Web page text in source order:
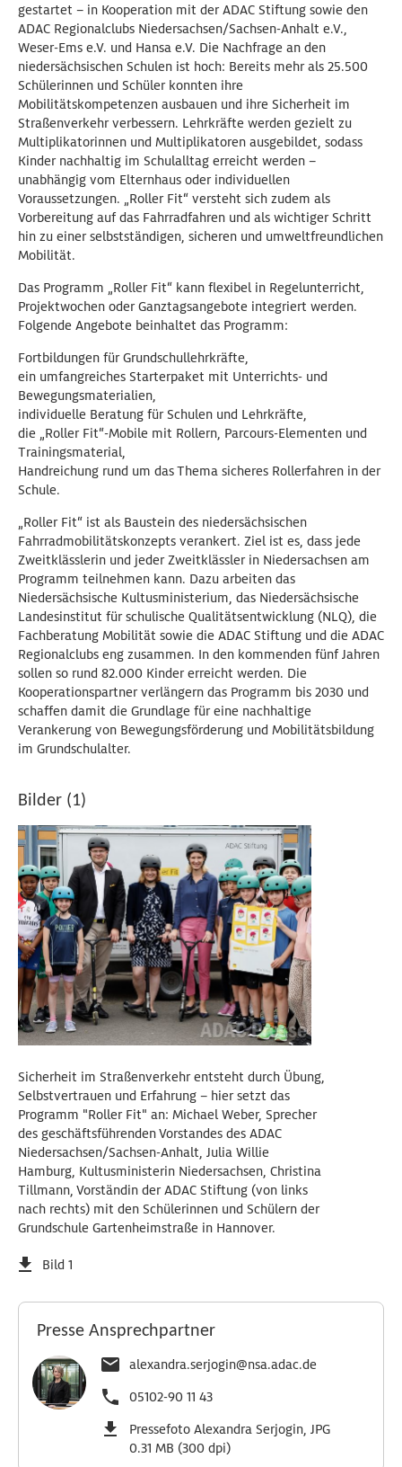
gestartet – in Kooperation mit der ADAC Stiftung sowie den
ADAC Regionalclubs Niedersachsen/Sachsen-Anhalt e.V.,
Weser-Ems e.V. und Hansa e.V. Die Nachfrage an den
niedersächsischen Schulen ist hoch: Bereits mehr als 25.500
Schülerinnen und Schüler konnten ihre
Mobilitätskompetenzen ausbauen und ihre Sicherheit im
Straßenverkehr verbessern. Lehrkräfte werden gezielt zu
Multiplikatorinnen und Multiplikatoren ausgebildet, sodass
Kinder nachhaltig im Schulalltag erreicht werden –
unabhängig vom Elternhaus oder individuellen
Voraussetzungen. „Roller Fit“ versteht sich zudem als
Vorbereitung auf das Fahrradfahren und als wichtiger Schritt
hin zu einer selbstständigen, sicheren und umweltfreundlichen
Mobilität.
Das Programm „Roller Fit“ kann flexibel in Regelunterricht,
Projektwochen oder Ganztagsangebote integriert werden.
Folgende Angebote beinhaltet das Programm:
Fortbildungen für Grundschullehrkräfte,
ein umfangreiches Starterpaket mit Unterrichts- und
Bewegungsmaterialien,
individuelle Beratung für Schulen und Lehrkräfte,
die „Roller Fit“-Mobile mit Rollern, Parcours-Elementen und
Trainingsmaterial,
Handreichung rund um das Thema sicheres Rollerfahren in der
Schule.
„Roller Fit“ ist als Baustein des niedersächsischen
Fahrradmobilitätskonzepts verankert. Ziel ist es, dass jede
Zweitklässlerin und jeder Zweitklässler in Niedersachsen am
Programm teilnehmen kann. Dazu arbeiten das
Niedersächsische Kultusministerium, das Niedersächsische
Landesinstitut für schulische Qualitätsentwicklung (NLQ), die
Fachberatung Mobilität sowie die ADAC Stiftung und die ADAC
Regionalclubs eng zusammen. In den kommenden fünf Jahren
sollen so rund 82.000 Kinder erreicht werden. Die
Kooperationspartner verlängern das Programm bis 2030 und
schaffen damit die Grundlage für eine nachhaltige
Verankerung von Bewegungsförderung und Mobilitätsbildung
im Grundschulalter.
Bilder (1)
Sicherheit im Straßenverkehr entsteht durch Übung,
Selbstvertrauen und Erfahrung – hier setzt das
Programm "Roller Fit" an: Michael Weber, Sprecher
des geschäftsführenden Vorstandes des ADAC
Niedersachsen/Sachsen-Anhalt, Julia Willie
Hamburg, Kultusministerin Niedersachsen, Christina
Tillmann, Vorständin der ADAC Stiftung (von links
nach rechts) mit den Schülerinnen und Schülern der
Grundschule Gartenheimstraße in Hannover.
Bild 1
Presse Ansprechpartner
alexandra.serjogin@nsa.adac.de
05102-90 11 43
Pressefoto Alexandra Serjogin, JPG
0.31 MB (300 dpi)